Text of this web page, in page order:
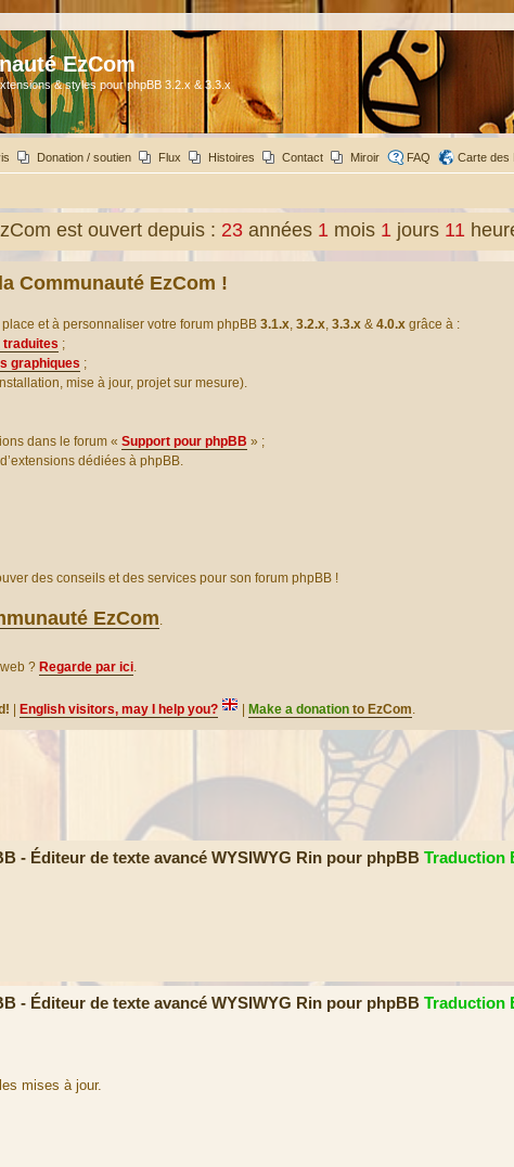
EzCom
& styles pour phpBB 3.2.x & 3.3.x
Donation / soutien Flux Histoires Contact Miroir FAQ Carte des
est ouvert depuis : 23 années1 mois1 jours11
Communauté EzCom !
et à personnaliser votre forum phpBB 3.1.x, 3.2.x, 3.3.x & 4.0.x grâce à :
traduites ;
graphiques ;
mise à jour, projet sur mesure).
dans le forum « Support pour phpBB » ;
dédiées à phpBB.
des conseils et des services pour son forum phpBB !
EzCom.
? Regarde par ici.
English visitors, may I help you? Make a donation to EzCom.
- Éditeur de texte avancé WYSIWYG Rin pour phpBB Traduction
- Éditeur de texte avancé WYSIWYG Rin pour phpBB Traduction
mises à jour.